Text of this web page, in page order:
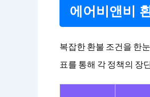
에어비앤비
복잡한 환불 조건을 한
표를 통해 각 정책의 장